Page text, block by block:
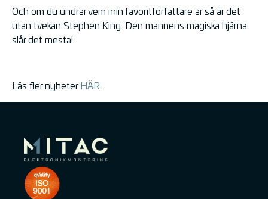
Och om du undrar vem min favoritförfattare är så är det
utan tvekan Stephen King. Den mannens magiska hjärna
slår det mesta!
Läs fler nyheter HÄR